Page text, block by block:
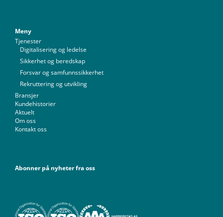
Meny
Tjenester
Digitalisering og ledelse
Sikkerhet og beredskap
Forsvar og samfunnssikkerhet
Rekruttering og utvikling
Bransjer
Kundehistorier
Aktuelt
Om oss
Kontakt oss
Abonner på nyheter fra oss